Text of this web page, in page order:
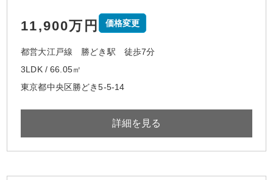
11,900万円 価格変更
都営大江戸線 勝どき駅 徒歩7分
3LDK / 66.05㎡
東京都中央区勝どき5-5-14
詳細を見る